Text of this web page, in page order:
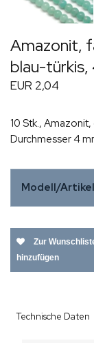
Amazonit,
blau-türkis,
EUR 2,04
10 Stk.,
Durchmesser 4
Modell/
Zur
hinzufügen
Technische Daten